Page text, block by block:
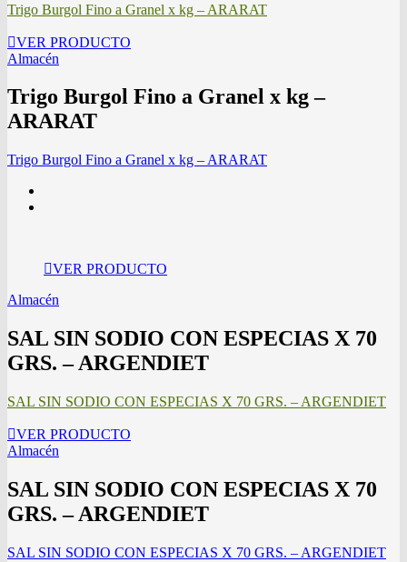
Trigo Burgol Fino a Granel x kg – ARARAT
VER PRODUCTO
Almacén
Trigo Burgol Fino a Granel x kg –
ARARAT
Trigo Burgol Fino a Granel x kg – ARARAT
VER PRODUCTO
Almacén
SAL SIN SODIO CON ESPECIAS X 70
GRS. – ARGENDIET
SAL SIN SODIO CON ESPECIAS X 70 GRS. – ARGENDIET
VER PRODUCTO
Almacén
SAL SIN SODIO CON ESPECIAS X 70
GRS. – ARGENDIET
SAL SIN SODIO CON ESPECIAS X 70 GRS. – ARGENDIET